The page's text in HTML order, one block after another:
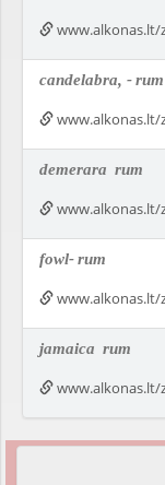
candelabra, -rum
demerara rum
fowl-rum
jamaica rum